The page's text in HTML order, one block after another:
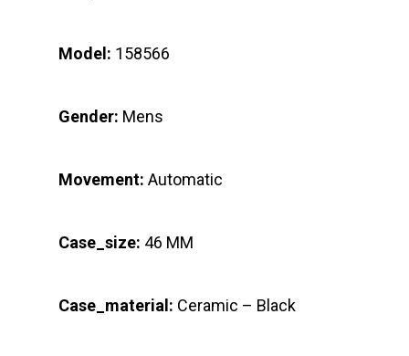
Model: 158566
Gender: Mens
Movement: Automatic
Case_size: 46 MM
Case_material: Ceramic – Black